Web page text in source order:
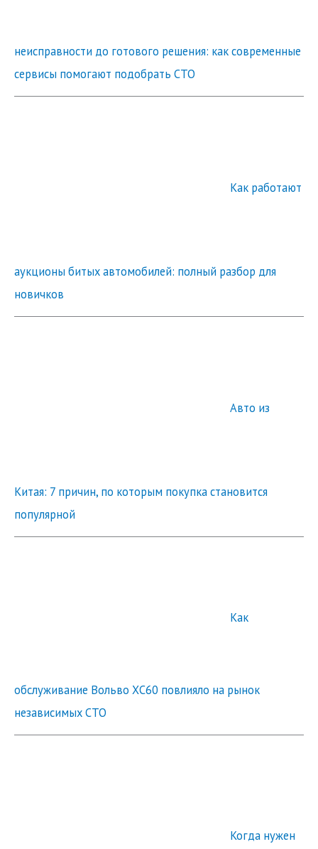
неисправности до готового решения: как современные
сервисы помогают подобрать СТО
Как работают
аукционы битых автомобилей: полный разбор для
новичков
Авто из
Китая: 7 причин, по которым покупка становится
популярной
Как
обслуживание Вольво ХС60 повлияло на рынок
независимых СТО
Когда нужен